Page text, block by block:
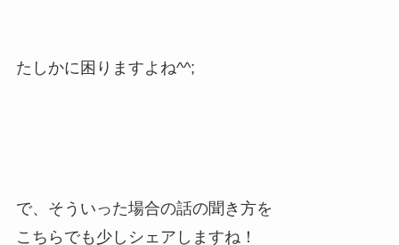
たしかに困りますよね^^;
で、そういった場合の話の聞き方を
こちらでも少しシェアしますね！